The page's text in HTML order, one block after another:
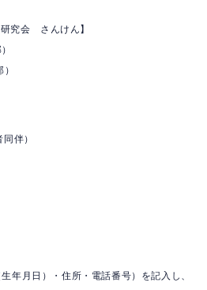
究会 さんけん】
伴）
年月日）・住所・電話番号）を記入し、